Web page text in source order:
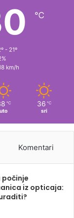
℃
- 21º
km/h
℃
uto
36 ℃
sri
Komentari
iz opticaja: